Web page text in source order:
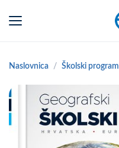
Naslovnica Školski program